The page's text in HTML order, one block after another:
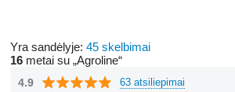
Yra sandėlyje: 45 skelbimai
16 metai su „Agroline“
4.9 63 atsiliepimai